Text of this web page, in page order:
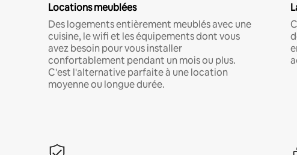
Locations meublées
Des logements entièrement meublés avec une
cuisine, le wifi et les équipements dont vous
avez besoin pour vous installer
confortablement pendant un mois ou plus.
C'est l'alternative parfaite à une location
moyenne ou longue durée.